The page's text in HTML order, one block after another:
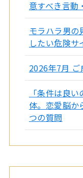
意すべき言動
モラハラ男
したい危険サ
2026年7月 ご
「条件は良
体。恋愛脳か
つの質問